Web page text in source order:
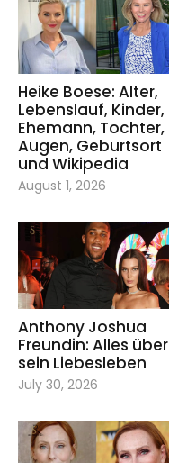
Heike Boese: Alter,
Lebenslauf, Kinder,
Ehemann, Tochter,
Augen, Geburtsort
und Wikipedia
August 1, 2026
Anthony Joshua
Freundin: Alles über
sein Liebesleben
July 30, 2026